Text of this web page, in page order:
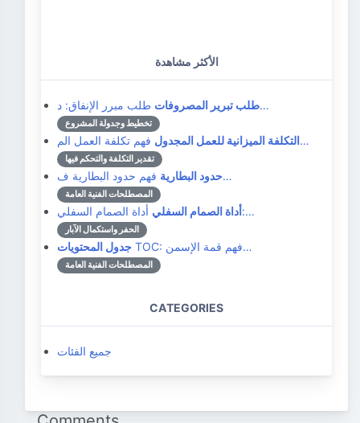
الأكثر مشاهدة
طلب تبرير المصروفاتطلب مبرر الإنفاق: د…
تخطيط وجدولة المشروع
التكلفة الميزانية للعمل المجدولفهم تكلفة العمل الم…
تقدير التكلفة والتحكم فيها
حدود البطاريةفهم حدود البطارية ف…
المصطلحات الفنية العامة
أداة الصمام السفليأداة الصمام السفلي:…
الحفر واستكمال الآبار
جدول المحتويات TOC: فهم قمة الإسمن…
المصطلحات الفنية العامة
CATEGORIES
جميع الفئات